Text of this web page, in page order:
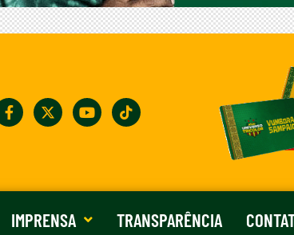
IMPRENSA TRANSPARÊNCIA